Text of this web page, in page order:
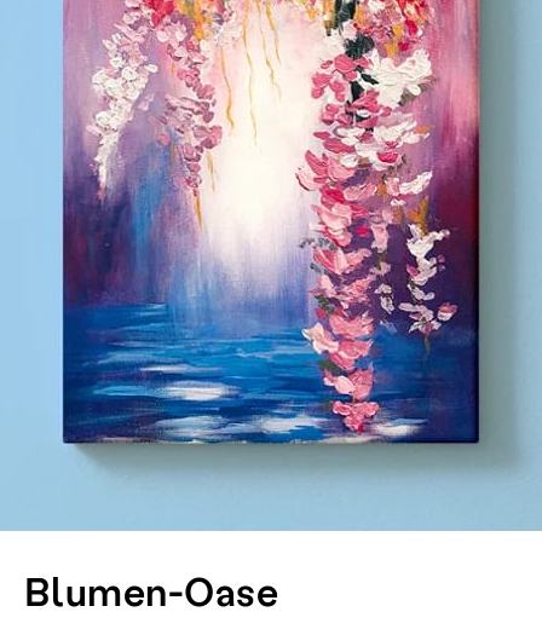
Blumen-Oase